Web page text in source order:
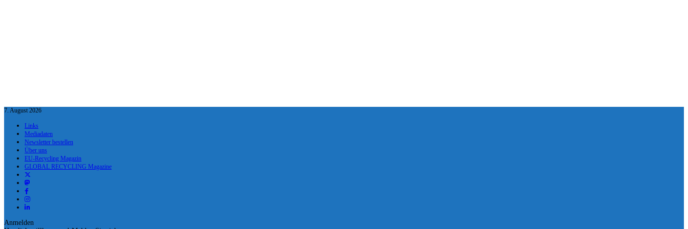
7. August 2026
Links
Mediadaten
Newsletter bestellen
Über uns
EU-Recycling Magazin
GLOBAL RECYCLING Magazine
Anmelden